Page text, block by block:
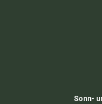
Sonn-